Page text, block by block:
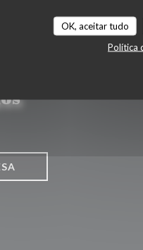
OK, aceitar tudo
Política